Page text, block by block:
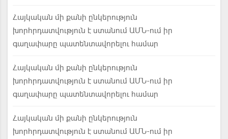
Հայկական մի քանի ընկերություն
խորհրդատվություն է ստանում ԱՄՆ-ում իր
գաղափարը պատենտավորելու համար
Հայկական մի քանի ընկերություն
խորհրդատվություն է ստանում ԱՄՆ-ում իր
գաղափարը պատենտավորելու համար
Հայկական մի քանի ընկերություն
խորհրդատվություն է ստանում ԱՄՆ-ում իր